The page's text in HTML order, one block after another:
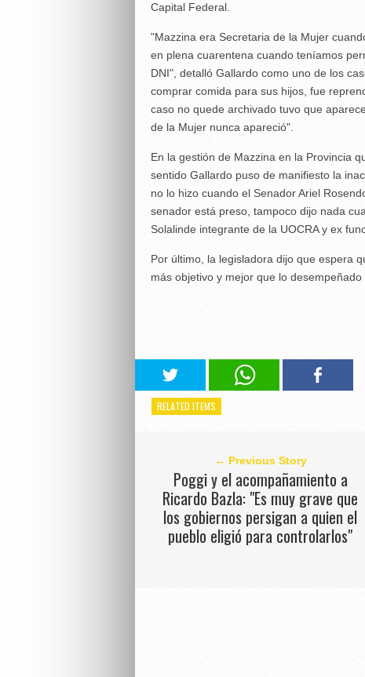
Capital Federal.
"Mazzina era Secretaria de la Mujer
en plena cuarentena cuando teníamos
DNI", detalló Gallardo como uno de los
comprar comida para sus hijos, fue
caso no quede archivado tuvo que
de la Mujer nunca apareció".
En la gestión de Mazzina en la Provincia
sentido Gallardo puso de manifiesto la
no lo hizo cuando el Senador Ariel
senador está preso, tampoco dijo nada
Solalinde integrante de la UOCRA y ex
Por último, la legisladora dijo que espera
más objetivo y mejor que lo
RELATED ITEMS
← Previous Story
Poggi y el acompañamiento a
Ricardo Bazla: "Es muy grave que
los gobiernos persigan a quien el
pueblo eligió para controlarlos"